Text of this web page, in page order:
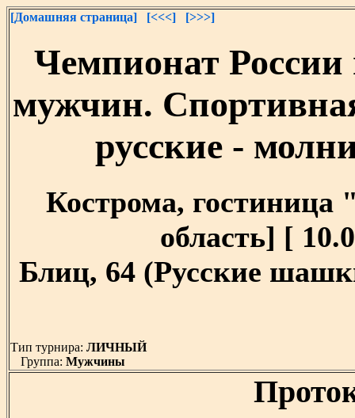
[Домашняя страница] [<<<] [>>>]
Чемпионат России
мужчин.
русские -
Кострома, гостиница
область] [
Блиц, 64 (Русские
Тип турнира: ЛИЧНЫЙ
Группа: Мужчины